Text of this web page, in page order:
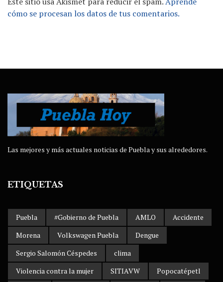
cómo se procesan los datos de tus comentarios.
Las mejores y más actuales noticias de Puebla y sus alrededores.
ETIQUETAS
Puebla #Gobierno de Puebla AMLO
Accidente
Morena
Volkswagen Puebla
Dengue
Sergio Salomón Céspedes
clima
Violencia contra la mujer
SITIAVW Popocatépetl